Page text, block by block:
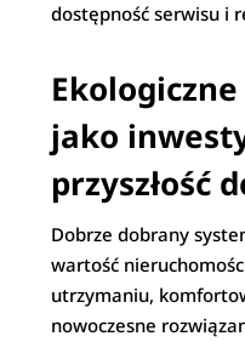
dostępność serwisu i
jako
przyszłość
Dobrze dobrany
wartość
utrzymaniu,
nowoczesne